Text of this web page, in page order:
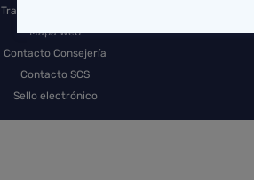
Tratamiento de datos
Mapa Web
Contacto Consejería
Contacto SCS
Sello electrónico